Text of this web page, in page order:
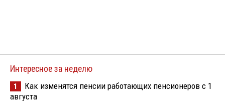
Интересное за неделю
1
Как изменятся пенсии работающих пенсионеров с 1
августа